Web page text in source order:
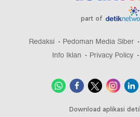
part of
Redaksi Pedoman Media Siber
Info Iklan
Privacy Policy
Download aplikasi